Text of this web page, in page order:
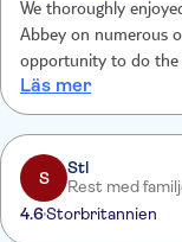
We thoroughly
Abbey on numerous
opportunity to do the
memories of history
Läs mer
S
Stl
Rest med
4.6Storbritannien